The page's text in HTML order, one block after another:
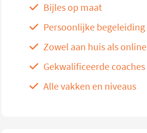
Bijles op maat
Persoonlijke begeleiding
Zowel aan huis als online
Gekwalificeerde coaches
Alle vakken en niveaus